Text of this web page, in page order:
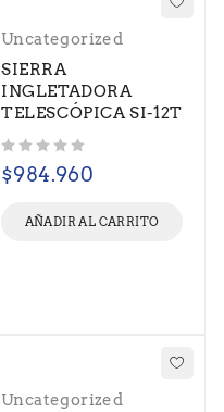
Uncategorized
SIERRA
INGLETADORA
TELESCÓPICA SI-12T
$984.960
AÑADIR AL CARRITO
Uncategorized